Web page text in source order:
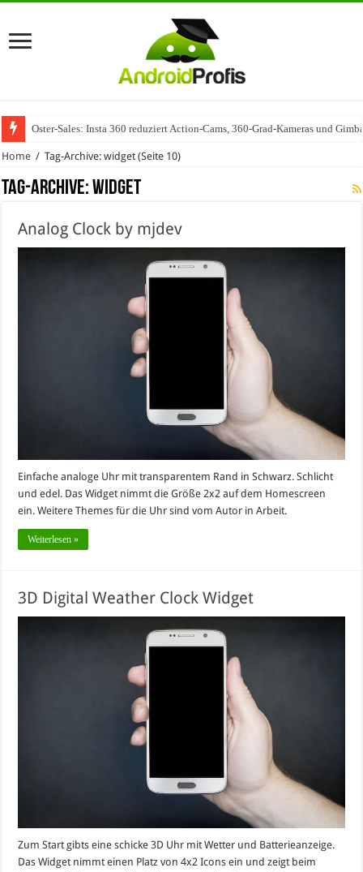
Oster-Sales: Insta 360 reduziert Action-Cams, 360-Grad-Kameras und
Wenn Technologie auf Automobilindustrie trifft – SAP Automotive als
Home / Tag-Archive: widget(Seite 10)
Tag-Archive:widget
Analog Clock by mjdev
Einfache analoge Uhr mit transparentem Rand in Schwarz. Schlicht
und edel. Das Widget nimmt die Größe 2x2 auf dem Homescreen
ein. Weitere Themes für die Uhr sind vom Autor in Arbeit.
Weiterlesen »
3D Digital Weather Clock Widget
Zum Start gibts eine schicke 3D Uhr mit Wetter und Batterieanzeige.
Das Widget nimmt einen Platz von 4x2 Icons ein und zeigt beim